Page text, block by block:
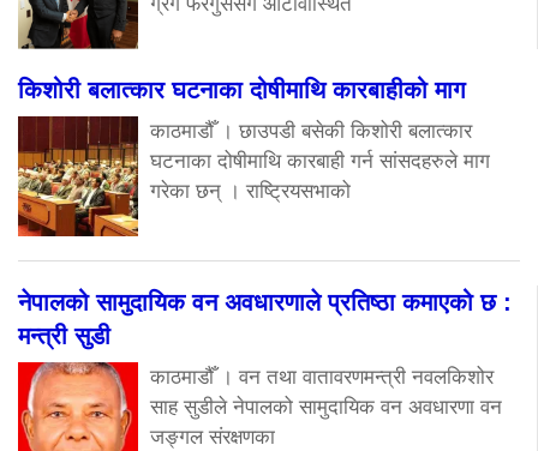
ग्रेग फेरगुससँग ओटावास्थित
किशोरी बलात्कार घटनाका दोषीमाथि कारबाहीको माग
काठमाडौँ । छाउपडी बसेकी किशोरी बलात्कार
घटनाका दोषीमाथि कारबाही गर्न सांसदहरुले माग
गरेका छन् । राष्ट्रियसभाको
नेपालको सामुदायिक वन अवधारणाले प्रतिष्ठा कमाएको छ :
मन्त्री सुडी
काठमाडौँ । वन तथा वातावरणमन्त्री नवलकिशोर
साह सुडीले नेपालको सामुदायिक वन अवधारणा वन
जङ्गल संरक्षणका